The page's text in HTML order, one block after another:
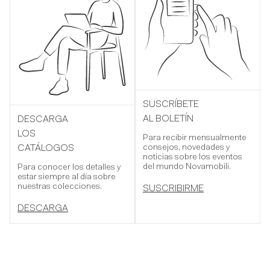
DESCARGA
LOS
CATÁLOGOS
Para conocer los detalles y
estar siempre al día sobre
nuestras colecciones.
DESCARGA
SUSCRÍBETE
AL BOLETÍN
Para recibir mensualmente
consejos, novedades y
noticias sobre los eventos
del mundo Novamobili.
SUSCRIBIRME